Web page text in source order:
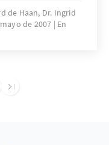
der
in Berlin
de Haan, Dr. Ingrid
de 2007
En